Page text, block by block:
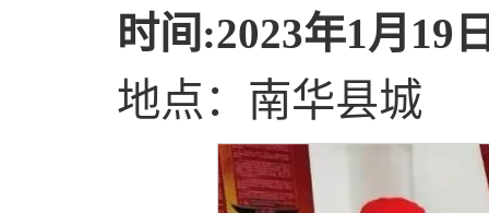
时间:2023年1月19
地点：南华县城